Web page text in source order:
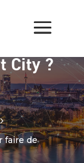
de
City ?
faire de